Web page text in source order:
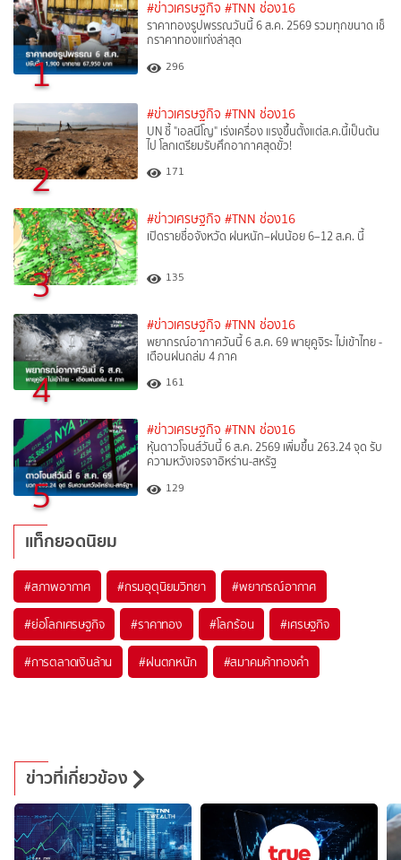
1
#ข่าวเศรษฐกิจ #TNN ช่อง16
ราคาทองรูปพรรณวันนี้ 6 ส.ค. 2569 รวมทุกขนาด เช็
กราคาทองแท่งล่าสุด
296
2
#ข่าวเศรษฐกิจ #TNN ช่อง16
UN ชี้ "เอลนีโญ" เร่งเครื่อง แรงขึ้นตั้งแต่ส.ค.นี้เป็นต้น
ไป โลกเตรียมรับศึกอากาศสุดขั้ว!
171
3
#ข่าวเศรษฐกิจ #TNN ช่อง16
เปิดรายชื่อจังหวัด ฝนหนัก–ฝนน้อย 6–12 ส.ค. นี้
135
4
#ข่าวเศรษฐกิจ #TNN ช่อง16
พยากรณ์อากาศวันนี้ 6 ส.ค. 69 พายุคูจิระ ไม่เข้าไทย -
เตือนฝนถล่ม 4 ภาค
161
5
#ข่าวเศรษฐกิจ #TNN ช่อง16
หุ้นดาวโจนส์วันนี้ 6 ส.ค. 2569 เพิ่มขึ้น 263.24 จุด รับ
ความหวังเจรจาอิหร่าน-สหรัฐ
129
แท็กยอดนิยม
#สภาพอากาศ #กรมอุตุนิยมวิทยา #พยากรณ์อากาศ
#ย่อโลกเศรษฐกิจ #ราคาทอง #โลกร้อน #เศรษฐกิจ
#การตลาดเงินล้าน #ฝนตกหนัก #สมาคมค้าทองคำ
ข่าวที่เกี่ยวข้อง